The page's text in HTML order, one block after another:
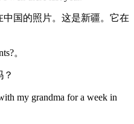
国的照片。这是新疆。它在
。
my grandma for a week in